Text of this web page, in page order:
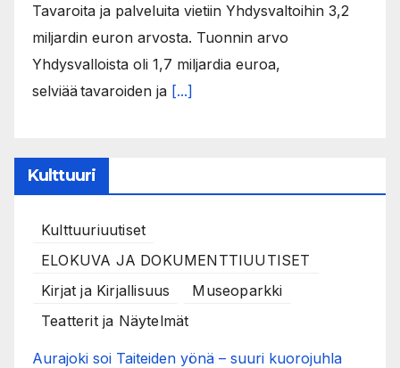
Tavaroita ja palveluita vietiin Yhdysvaltoihin 3,2
miljardin euron arvosta. Tuonnin arvo
Yhdysvalloista oli 1,7 miljardia euroa,
selviää tavaroiden ja [...]
Kulttuuri
Kulttuuriuutiset
ELOKUVA JA DOKUMENTTIUUTISET
Kirjat ja Kirjallisuus
Museoparkki
Teatterit ja Näytelmät
Aurajoki soi Taiteiden yönä – suuri kuorojuhla